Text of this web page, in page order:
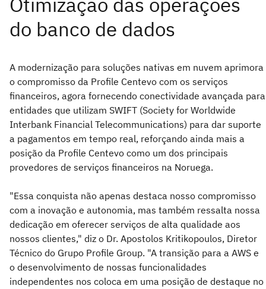
A modernização para soluções nativas em nuvem aprimora
o compromisso da Profile Centevo com os serviços
financeiros, agora fornecendo conectividade avançada para
entidades que utilizam SWIFT (Society for Worldwide
Interbank Financial Telecommunications) para dar suporte
a pagamentos em tempo real, reforçando ainda mais a
posição da Profile Centevo como um dos principais
provedores de serviços financeiros na Noruega.
"Essa conquista não apenas destaca nosso compromisso
com a inovação e autonomia, mas também ressalta nossa
dedicação em oferecer serviços de alta qualidade aos
nossos clientes," diz o Dr. Apostolos Kritikopoulos, Diretor
Técnico do Grupo Profile Group. "A transição para a AWS e
o desenvolvimento de nossas funcionalidades
independentes nos coloca em uma posição de destaque no